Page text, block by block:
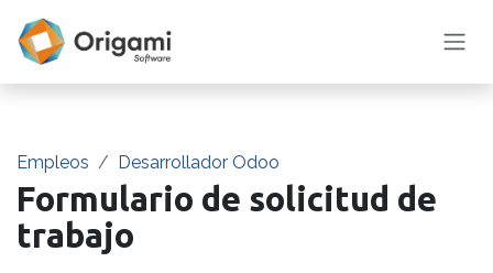
Empleos Desarrollador Odoo
Formulario de solicitud de
trabajo